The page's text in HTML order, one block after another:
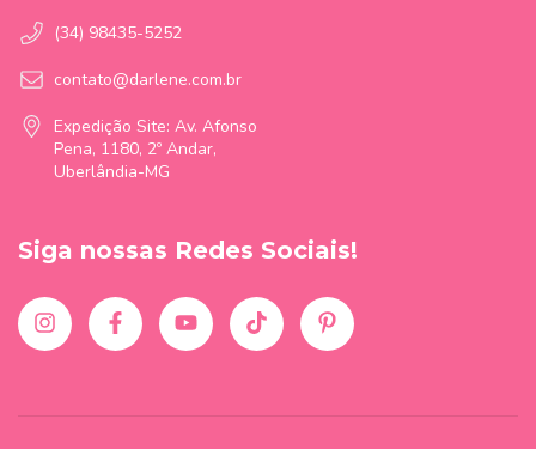
(34) 98435-5252
contato@darlene.com.br
Expedição Site: Av. Afonso
Pena, 1180, 2º Andar,
Uberlândia-MG
Siga nossas Redes Sociais!